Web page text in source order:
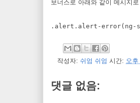
보너스로 아래와 같이 메시지
작성자: 쉬엄 쉬엄 시간: 오
댓글 없음: